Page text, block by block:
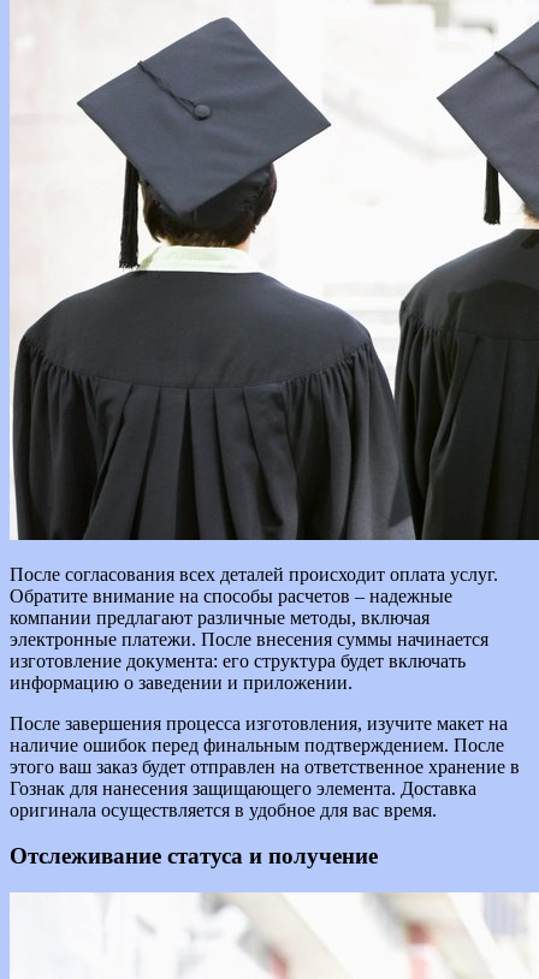
После согласования всех деталей происходит оплата услуг.
Обратите внимание на способы расчетов – надежные
компании предлагают различные методы, включая
электронные платежи. После внесения суммы начинается
изготовление документа: его структура будет включать
информацию о заведении и приложении.
После завершения процесса изготовления, изучите макет на
наличие ошибок перед финальным подтверждением. После
этого ваш заказ будет отправлен на ответственное хранение в
Гознак для нанесения защищающего элемента. Доставка
оригинала осуществляется в удобное для вас время.
Отслеживание статуса и получение